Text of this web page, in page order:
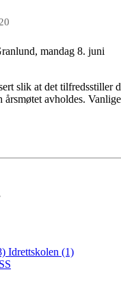
mandag 8. juni
slik at det tilfredsstiller
avholdes. Vanlige
Idrettskolen (1)